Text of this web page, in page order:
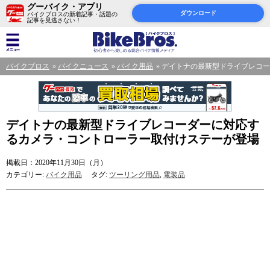
グーバイク・アプリ
バイクブロスの新着記事・話題の
記事を見逃さない！
ダウンロード
バイクブロス バイクニュース バイク用品 デイトナの最新型ドライブレコ
デイトナの最新型ドライブレコーダーに対応す
るカメラ・コントローラー取付けステーが登場
掲載日：2020年11月30日（月）
カテゴリー: バイク用品 タグ: ツーリング用品, 電装品